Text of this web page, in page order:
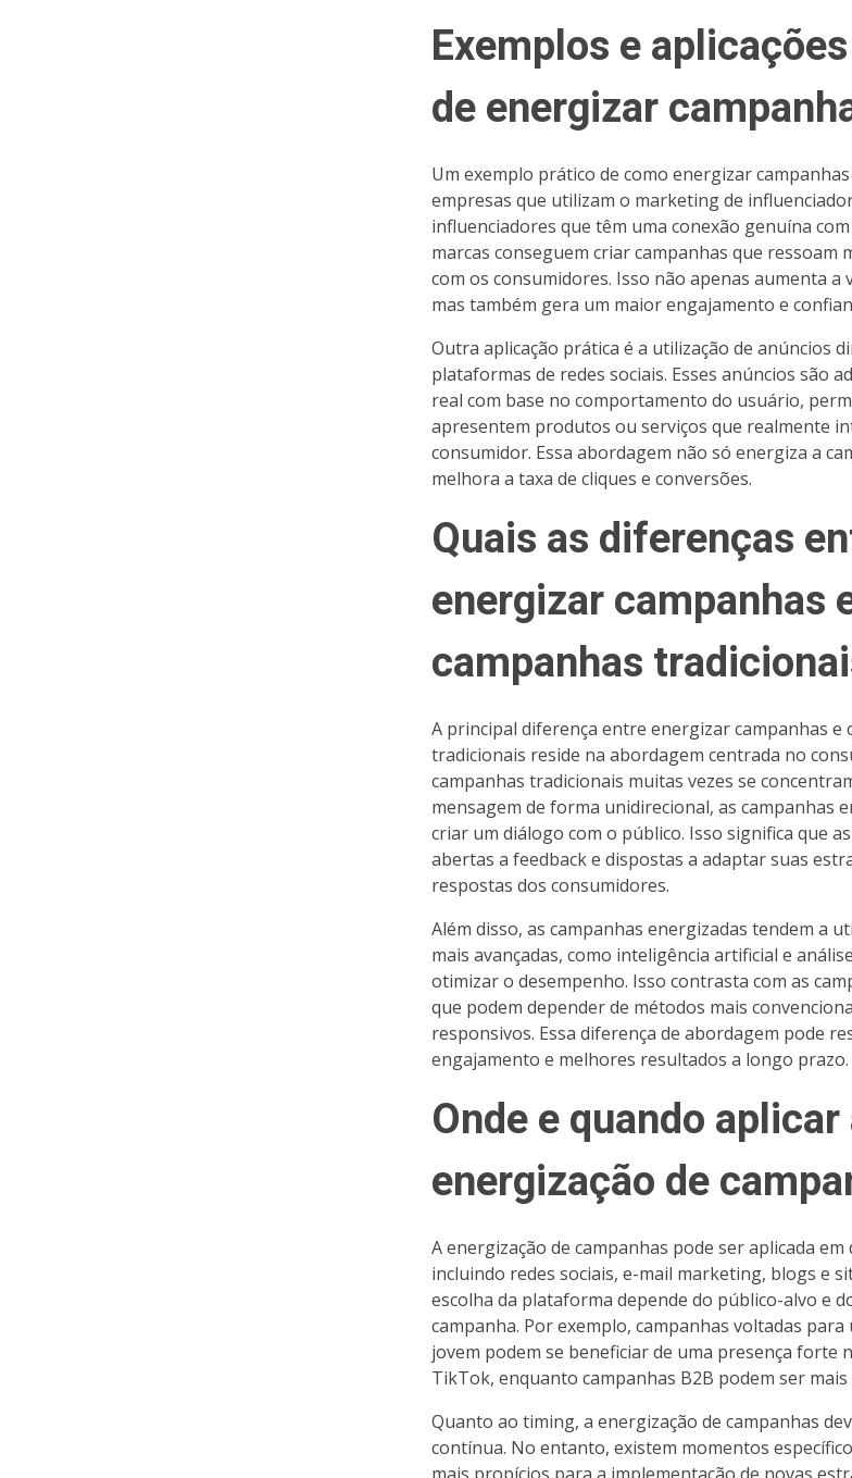
Exemplos e
de energizar
Um exemplo prático de como energizar
empresas que utilizam o marketing de
influenciadores que têm uma conexão genuína
marcas conseguem criar campanhas que ressoam
com os consumidores. Isso não apenas aumenta a
mas também gera um maior engajamento e
Outra aplicação prática é a utilização de anúncios
plataformas de redes sociais. Esses anúncios são
real com base no comportamento do usuário,
apresentem produtos ou serviços que realmente
consumidor. Essa abordagem não só energiza a
melhora a taxa de cliques e conversões.
Quais as diferenças
energizar campanhas
campanhas
A principal diferença entre energizar campanhas e
tradicionais reside na abordagem centrada no
campanhas tradicionais muitas vezes se
mensagem de forma unidirecional, as campanhas
criar um diálogo com o público. Isso significa que
abertas a feedback e dispostas a adaptar suas
respostas dos consumidores.
Além disso, as campanhas energizadas tendem a
mais avançadas, como inteligência artificial e
otimizar o desempenho. Isso contrasta com as
que podem depender de métodos mais
responsivos. Essa diferença de abordagem pode
engajamento e melhores resultados a longo prazo.
Onde e quando aplicar
energização de
A energização de campanhas pode ser aplicada
incluindo redes sociais, e-mail marketing, blogs e
escolha da plataforma depende do público-alvo e
campanha. Por exemplo, campanhas voltadas para
jovem podem se beneficiar de uma presença forte
TikTok, enquanto campanhas B2B podem ser
Quanto ao timing, a energização de campanhas
contínua. No entanto, existem momentos